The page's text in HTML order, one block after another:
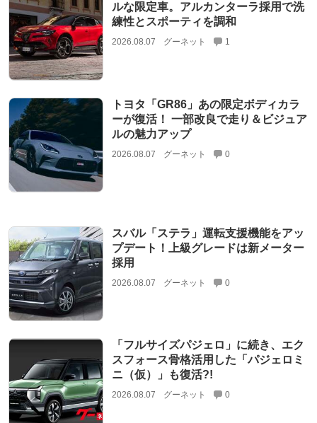
ルな限定車。アルカンターラ採用で洗
練性とスポーティを調和
2026.08.07 グーネット 1
トヨタ「GR86」あの限定ボディカラ
ーが復活！ 一部改良で走り＆ビジュア
ルの魅力アップ
2026.08.07 グーネット 0
スバル「ステラ」運転支援機能をアッ
プデート！上級グレードは新メーター
採用
2026.08.07 グーネット 0
「フルサイズパジェロ」に続き、エク
スフォース骨格活用した「パジェロミ
ニ（仮）」も復活?!
2026.08.07 グーネット 0